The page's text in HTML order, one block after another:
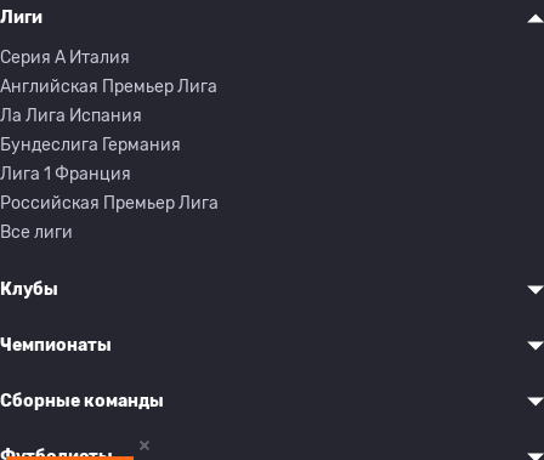
Лиги
Серия A Италия
Английская Премьер Лига
Ла Лига Испания
Бундеслига Германия
Лига 1 Франция
Российская Премьер Лига
Все лиги
Клубы
Чемпионаты
Сборные команды